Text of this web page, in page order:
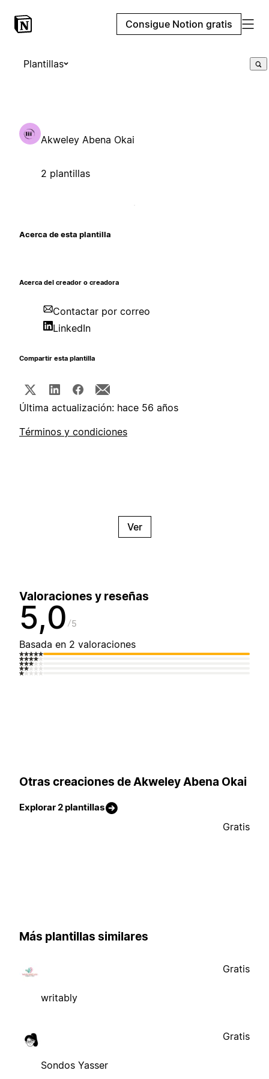
Consigue Notion gratis
Plantillas
Akweley Abena Okai
2 plantillas
Acerca de esta plantilla
Acerca del creador o creadora
Contactar por correo
LinkedIn
Compartir esta plantilla
Última actualización: hace 56 años
Términos y condiciones
Ver
Valoraciones y reseñas
5,0 5
Basada en 2 valoraciones
Otras creaciones de Akweley Abena Okai
Explorar 2 plantillas
Gratis
Más plantillas similares
writably
Gratis
Sondos Yasser
Gratis